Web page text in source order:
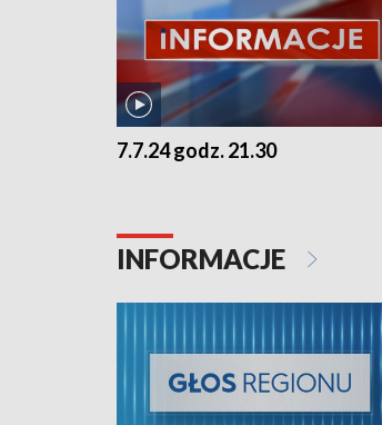
7.7.24 godz. 21.30
INFORMACJE